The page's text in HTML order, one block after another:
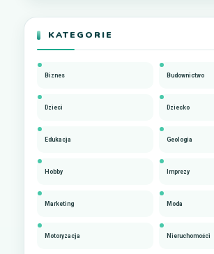
KATEGORIE
Biznes Budownictwo
Dzieci Dziecko
Edukacja Geologia
Hobby Imprezy
Marketing Moda
Motoryzacja Nieruchomości